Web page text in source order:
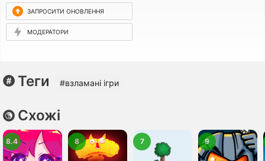
ЗАПРОСИТИ ОНОВЛЕННЯ
МОДЕРАТОРИ
Теги #взламані ігри
Схожі
8.4 8 7 9